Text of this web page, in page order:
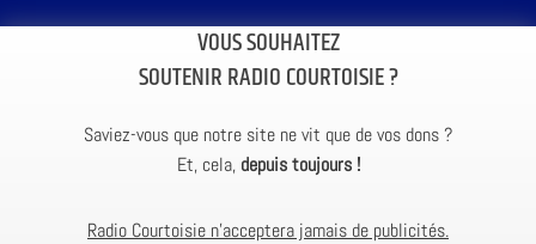
VOUS SOUHAITEZ
SOUTENIR RADIO COURTOISIE ?
Saviez-vous que notre site ne vit que de vos dons ?
Et, cela, depuis toujours !
Radio Courtoisie n’acceptera jamais de publicités.